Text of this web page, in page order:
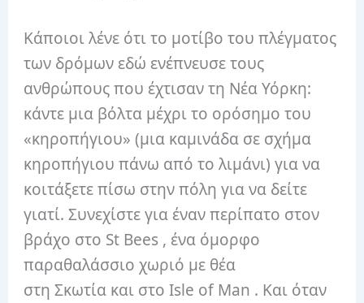
Κάποιοι λένε ότι το μοτίβο του πλέγματος
των δρόμων εδώ ενέπνευσε τους
ανθρώπους που έχτισαν τη Νέα Υόρκη:
κάντε μια βόλτα μέχρι το ορόσημο του
«κηροπήγιου» (μια καμινάδα σε σχήμα
κηροπήγιου πάνω από το λιμάνι) για να
κοιτάξετε πίσω στην πόλη για να δείτε
γιατί. Συνεχίστε για έναν περίπατο στον
βράχο στο St Bees , ένα όμορφο
παραθαλάσσιο χωριό με θέα
στη Σκωτία και στο Isle of Man . Και όταν